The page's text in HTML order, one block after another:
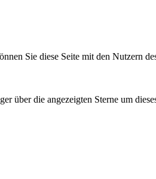
Sie diese Seite mit den Nutzern
über die angezeigten Sterne um